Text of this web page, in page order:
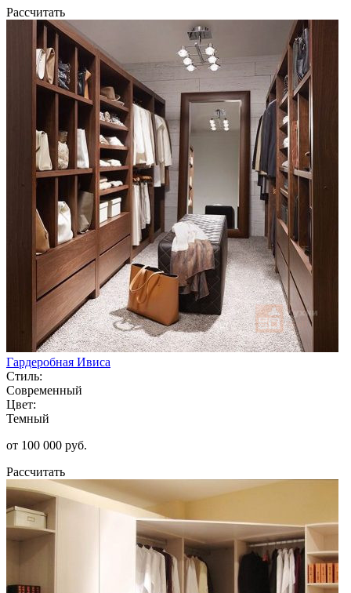
Рассчитать
Гардеробная Ивиса
Стиль:
Современный
Цвет:
Темный
от 100 000 руб.
Рассчитать